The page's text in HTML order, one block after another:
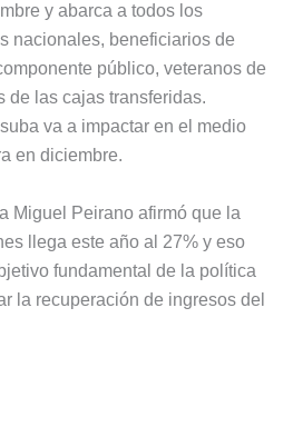
y abarca a todos los
nacionales, beneficiarios de
público, veteranos de
de las cajas transferidas.
va a impactar en el medio
en diciembre.
Miguel Peirano afirmó que la
llega este año al 27% y eso
fundamental de la política
la recuperación de ingresos del